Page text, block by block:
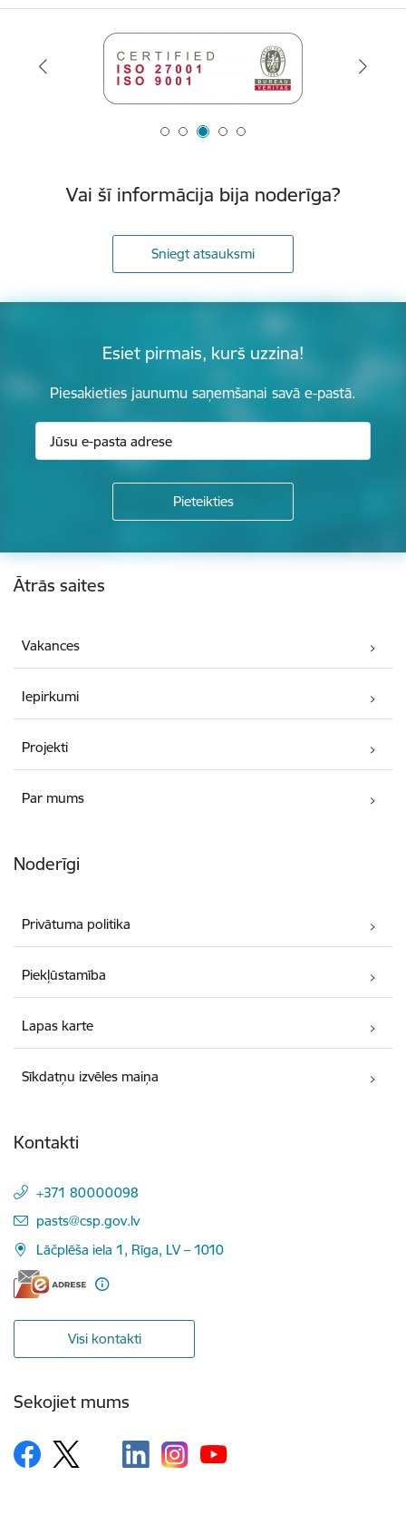
Vai šī informācija bija noderīga?
Sniegt atsauksmi
Esiet pirmais, kurš uzzina!
Piesakieties jaunumu saņemšanai savā e-pastā.
Kājene
Ātrās saites
Vakances
Iepirkumi
Projekti
Par mums
Noderīgi
Privātuma politika
Piekļūstamība
Lapas karte
Sīkdatņu izvēles maiņa
Kontakti
+371 80000098
E-pasts:
pasts@csp.gov.lv
Lāčplēša iela 1, Rīga, LV – 1010
Visi kontakti
Sekojiet mums